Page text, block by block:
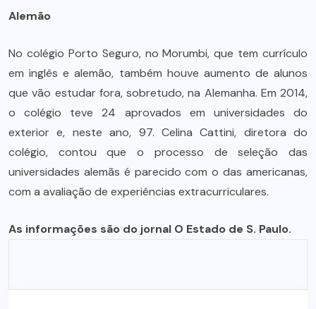
Alemão
No colégio Porto Seguro, no Morumbi, que tem currículo
em inglês e alemão, também houve aumento de alunos
que vão estudar fora, sobretudo, na Alemanha. Em 2014,
o colégio teve 24 aprovados em universidades do
exterior e, neste ano, 97. Celina Cattini, diretora do
colégio, contou que o processo de seleção das
universidades alemãs é parecido com o das americanas,
com a avaliação de experiências extracurriculares.
As informações são do jornal O Estado de S. Paulo.